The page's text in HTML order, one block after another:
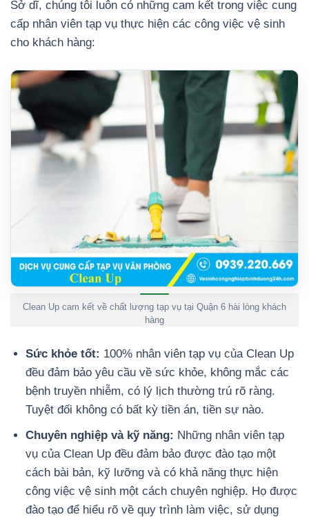
Sở dĩ, chúng tôi luôn có những cam kết trong việc cung
cấp nhân viên tạp vụ thực hiện các công việc vệ sinh
cho khách hàng:
Clean Up cam kết về chất lượng tạp vụ tại Quận 6 hài lòng khách
hàng
Sức khỏe tốt: 100% nhân viên tạp vụ của Clean Up
đều đảm bảo yêu cầu về sức khỏe, không mắc các
bệnh truyền nhiễm, có lý lịch thường trú rõ ràng.
Tuyệt đối không có bất kỳ tiền án, tiền sự nào.
Chuyên nghiệp và kỹ năng: Những nhân viên tạp
vụ của Clean Up đều đảm bảo được đào tạo một
cách bài bản, kỹ lưỡng và có khả năng thực hiện
công việc vệ sinh một cách chuyên nghiệp. Họ được
đào tạo để hiểu rõ về quy trình làm việc, sử dụng